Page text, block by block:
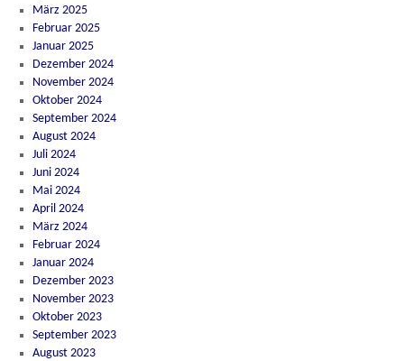
März 2025
Februar 2025
Januar 2025
Dezember 2024
November 2024
Oktober 2024
September 2024
August 2024
Juli 2024
Juni 2024
Mai 2024
April 2024
März 2024
Februar 2024
Januar 2024
Dezember 2023
November 2023
Oktober 2023
September 2023
August 2023